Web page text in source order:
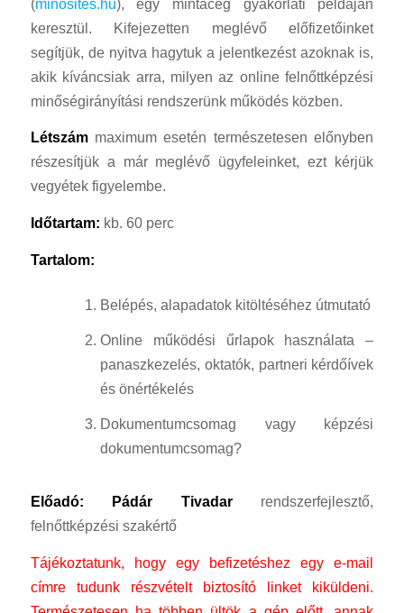
keresztül. Kifejezetten meglévő előfizetőinket
segítjük, de nyitva hagytuk a jelentkezést azoknak is,
akik kíváncsiak arra, milyen az online felnőttképzési
minőségirányítási rendszerünk működés közben.
Létszámmaximum esetén természetesen előnyben
részesítjük a már meglévő ügyfeleinket, ezt kérjük
vegyétek figyelembe.
Időtartam: kb. 60 perc
Tartalom:
Belépés, alapadatok kitöltéséhez útmutató
Online működési űrlapok használata –
panaszkezelés, oktatók, partneri kérdőívek
és önértékelés
Dokumentumcsomag vagy képzési
dokumentumcsomag?
Előadó: Pádár Tivadar rendszerfejlesztő,
felnőttképzési szakértő
Tájékoztatunk, hogy egy befizetéshez egy e-mail
címre tudunk részvételt biztosító linket kiküldeni.